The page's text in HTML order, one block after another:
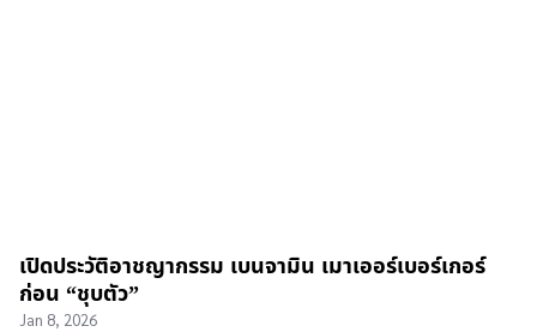
เปิดประวัติอาชญากรรม เบนจามิน เมาเออร์เบอร์เกอร์
ก่อน “ชุบตัว”
Jan 8, 2026